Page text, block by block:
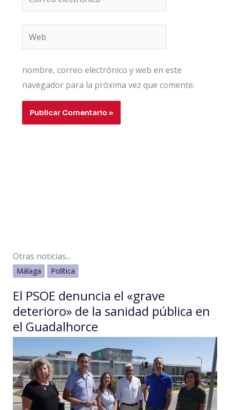
electrónico*
Web
nombre, correo electrónico y web en este
navegador para la próxima vez que comente.
Otras noticias...
Málaga Política
El PSOE denuncia el «grave
deterioro» de la sanidad pública en
el Guadalhorce